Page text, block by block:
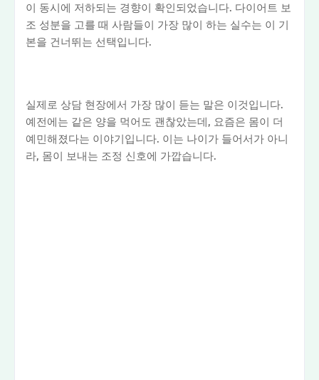
이 동시에 저하되는 경향이 확인되었습니다. 다이어트 보
조 성분을 고를 때 사람들이 가장 많이 하는 실수는 이 기
본을 건너뛰는 선택입니다.
실제로 상담 현장에서 가장 많이 듣는 말은 이것입니다.
예전에는 같은 양을 먹어도 괜찮았는데, 요즘은 몸이 더
예민해졌다는 이야기입니다. 이는 나이가 들어서가 아니
라, 몸이 보내는 조정 신호에 가깝습니다.